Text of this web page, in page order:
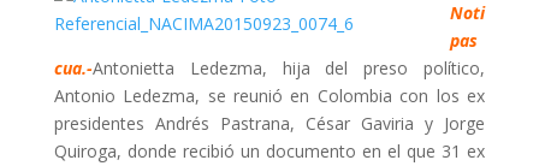
Noti
pas
cua.-Antonietta Ledezma, hija del preso político,
Antonio Ledezma, se reunió en Colombia con los ex
presidentes Andrés Pastrana, César Gaviria y Jorge
Quiroga, donde recibió un documento en el que 31 ex